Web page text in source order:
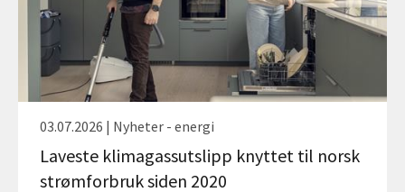
03.07.2026 | Nyheter - energi
Laveste klimagassutslipp knyttet til norsk
strømforbruk siden 2020